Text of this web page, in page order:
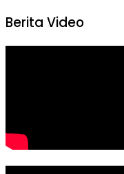
Berita Video